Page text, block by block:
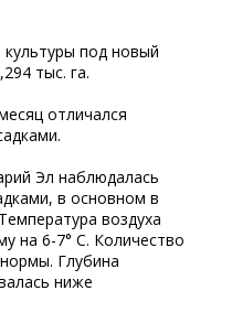
под новый
тыс. га.
отличался
Эл наблюдалась
в основном в
воздуха
на 6-7° С. Количество
Глубина
ниже